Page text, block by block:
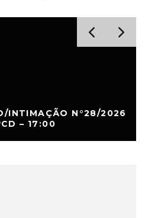
INTIMAÇÃO N°28/2026
– 17:00